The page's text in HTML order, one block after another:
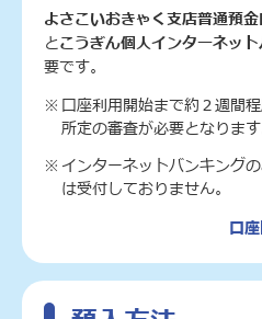
よさこいおきゃく支店普通預
とこうぎん個人インターネッ
要です。
口座利用開始まで約２週間
所定の審査が必要となります
インターネットバンキング
は受付しておりません。
口座